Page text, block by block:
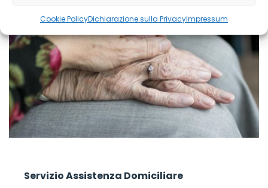
Cookie PolicyDichiarazione sulla PrivacyImpressum
Servizio Assistenza Domiciliare